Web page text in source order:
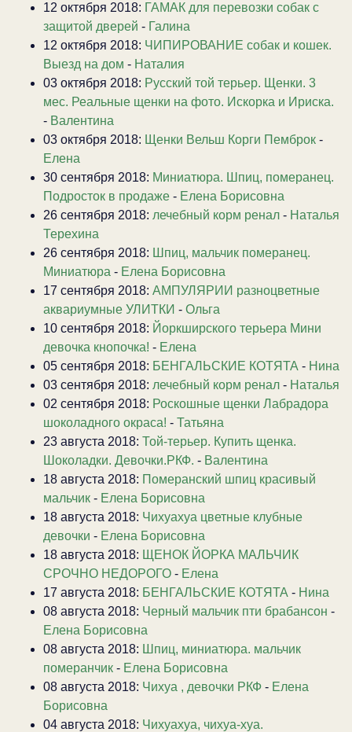
12 октября 2018: ГАМАК для перевозки собак с
защитой дверей - Галина
12 октября 2018: ЧИПИРОВАНИЕ собак и кошек.
Выезд на дом - Наталия
03 октября 2018: Русский той терьер. Щенки. 3
мес. Реальные щенки на фото. Искорка и Ириска.
- Валентина
03 октября 2018: Щенки Вельш Корги Пемброк -
Елена
30 сентября 2018: Миниатюра. Шпиц, померанец.
Подросток в продаже - Елена Борисовна
26 сентября 2018: лечебный корм ренал - Наталья
Терехина
26 сентября 2018: Шпиц, мальчик померанец.
Миниатюра - Елена Борисовна
17 сентября 2018: АМПУЛЯРИИ разноцветные
аквариумные УЛИТКИ - Ольга
10 сентября 2018: Йоркширского терьера Мини
девочка кнопочка! - Елена
05 сентября 2018: БЕНГАЛЬСКИЕ КОТЯТА - Нина
03 сентября 2018: лечебный корм ренал - Наталья
02 сентября 2018: Роскошные щенки Лабрадора
шоколадного окраса! - Татьяна
23 августа 2018: Той-терьер. Купить щенка.
Шоколадки. Девочки.РКФ. - Валентина
18 августа 2018: Померанский шпиц красивый
мальчик - Елена Борисовна
18 августа 2018: Чихуахуа цветные клубные
девочки - Елена Борисовна
18 августа 2018: ЩЕНОК ЙОРКА МАЛЬЧИК
СРОЧНО НЕДОРОГО - Елена
17 августа 2018: БЕНГАЛЬСКИЕ КОТЯТА - Нина
08 августа 2018: Черный мальчик пти брабансон -
Елена Борисовна
08 августа 2018: Шпиц, миниатюра. мальчик
померанчик - Елена Борисовна
08 августа 2018: Чихуа , девочки РКФ - Елена
Борисовна
04 августа 2018: Чихуахуа, чихуа-хуа.